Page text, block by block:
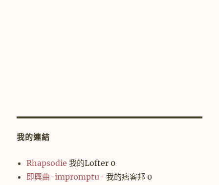
我的連結
Rhapsodie 我的Lofter 0
即興曲-impromptu- 我的痞客邦 0